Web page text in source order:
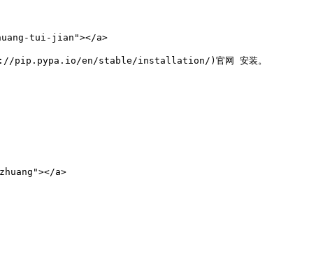
tui-jian"></a>
pip.pypa.io/en/stable/installation/)官网 安装。
a>